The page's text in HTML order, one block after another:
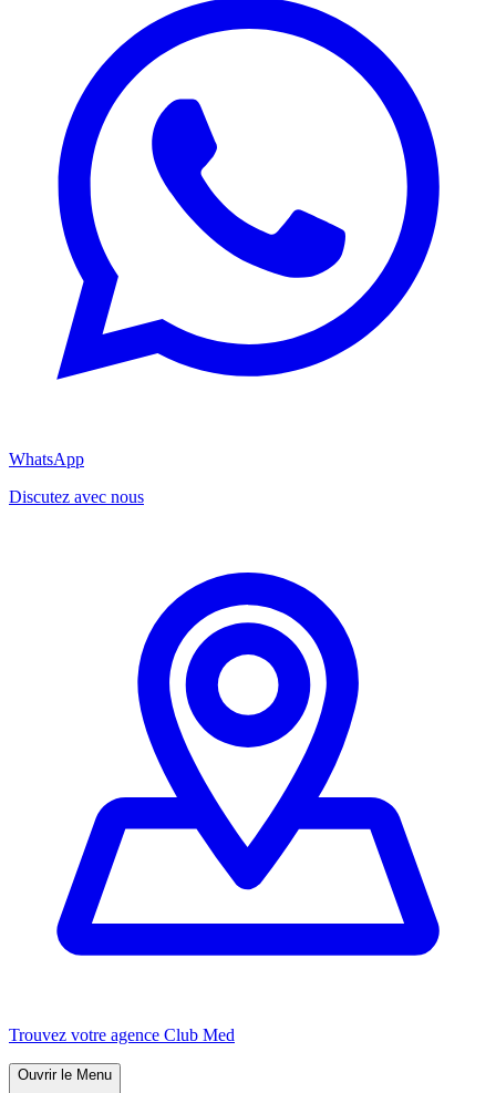
WhatsApp
Discutez avec nous
Trouvez votre agence Club Med
Ouvrir le Menu